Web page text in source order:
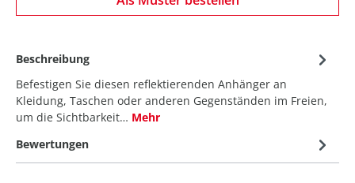
Beschreibung
Befestigen Sie diesen reflektierenden Anhänger an
Kleidung, Taschen oder anderen Gegenständen im Freien,
um die Sichtbarkeit… Mehr
Bewertungen